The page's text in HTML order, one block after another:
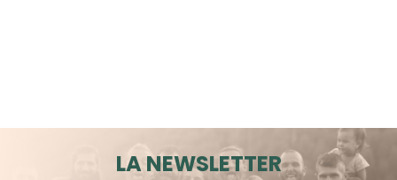
LA NEWSLETTER